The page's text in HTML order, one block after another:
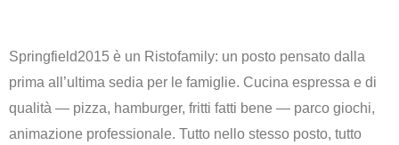
Springfield2015 è un Ristofamily: un posto pensato dalla
prima all’ultima sedia per le famiglie. Cucina espressa e di
qualità — pizza, hamburger, fritti fatti bene — parco giochi,
animazione professionale. Tutto nello stesso posto, tutto